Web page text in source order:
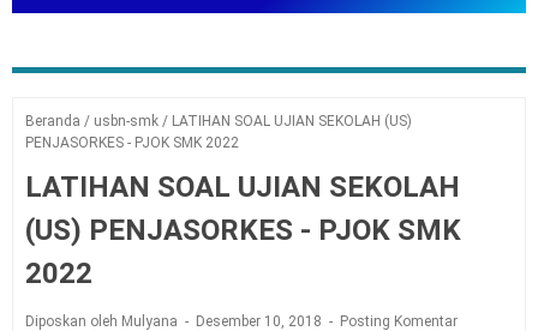
Beranda / usbn-smk / LATIHAN SOAL UJIAN SEKOLAH (US)
PENJASORKES - PJOK SMK 2022
LATIHAN SOAL UJIAN SEKOLAH
(US) PENJASORKES - PJOK SMK
2022
Diposkan oleh Mulyana Desember 10, 2018 Posting Komentar